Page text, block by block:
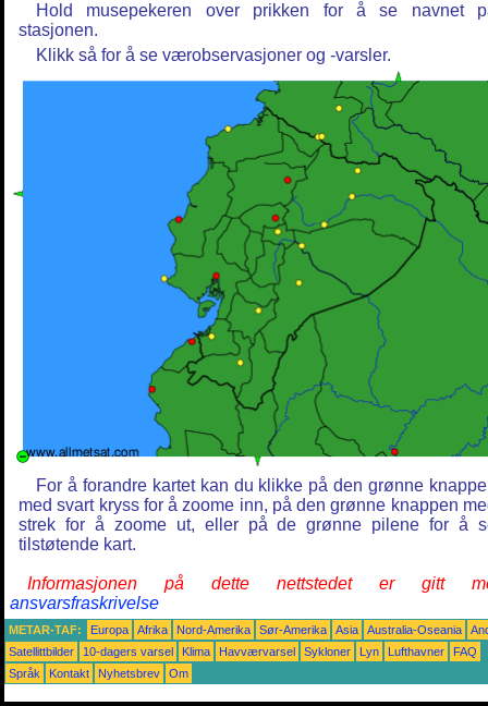
Hold musepekeren over prikken for å se navnet
stasjonen.
Klikk så for å se værobservasjoner og -varsler.
For å forandre kartet kan du klikke på den grønne
med svart kryss for å zoome inn, på den grønne knappen
strek for å zoome ut, eller på de grønne pilene for å
tilstøtende kart.
Informasjonen på dette nettstedet er gitt
ansvarsfraskrivelse
METAR-TAF: Europa Afrika Nord-Amerika Sør-Amerika Asia Australia-Oseania
Satellittbilder
10-dagers varsel Klima Havværvarsel Sykloner Lyn Lufthavner
FAQ
Språk
Kontakt Nyhetsbrev Om